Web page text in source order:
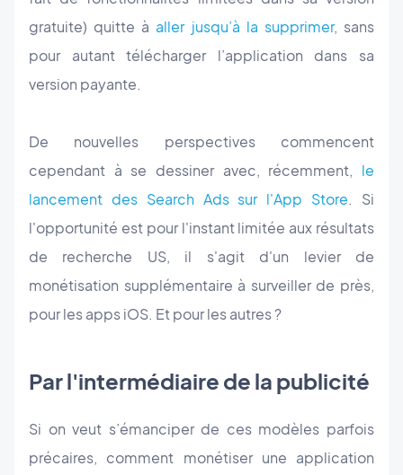
gratuite) quitte à aller jusqu’à la supprimer, sans
pour autant télécharger l’application dans sa
version payante.
De nouvelles perspectives commencent
cependant à se dessiner avec, récemment, le
lancement des Search Ads sur l'App Store. Si
l'opportunité est pour l'instant limitée aux résultats
de recherche US, il s'agit d'un levier de
monétisation supplémentaire à surveiller de près,
pour les apps iOS. Et pour les autres ?
Par l'intermédiaire de la publicité
Si on veut s’émanciper de ces modèles parfois
précaires, comment monétiser une application